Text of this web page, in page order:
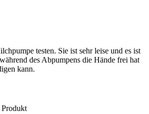
testen. Sie ist sehr leise und es ist
des Abpumpens die Hände frei hat
kann.
Produkt